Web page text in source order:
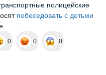
полицейские
побеседовать с детьми
0 0 0